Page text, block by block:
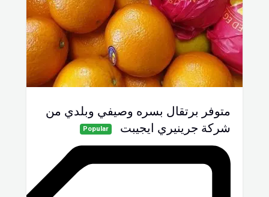
متوفر برتقال بسره وصيفي وبلدي من
شركة جرينيري ايجيبت
Popular